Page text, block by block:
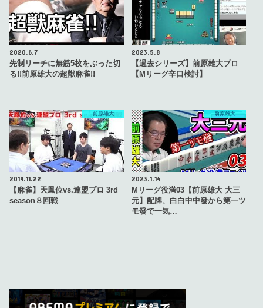
2020.6.7
先制リーチに無筋5枚をぶった切
る!!前原雄大の超獣麻雀!!
2023.5.8
【過去シリーズ】前原雄大プロ
【Mリーグ辛口検討】
前原雄大
2019.11.22
【麻雀】天鳳位vs.連盟プロ 3rd
season８回戦
前原雄大
2023.1.14
Mリーグ役満03【前原雄大 大三
元】配牌、白白中中發から第一ツ
モ發で一気…